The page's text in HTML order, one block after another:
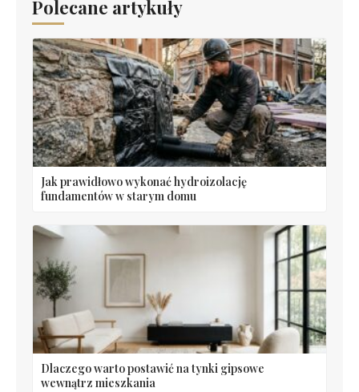
Polecane artykuły
Jak prawidłowo wykonać hydroizolację
fundamentów w starym domu
Dlaczego warto postawić na tynki gipsowe
wewnątrz mieszkania